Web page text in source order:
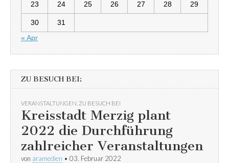
23 24 25 26 27 28 29
30
31
« Apr
ZU BESUCH BEI:
VERANSTALTUNGEN ZU BESUCH BEI
Kreisstadt Merzig plant
2022 die Durchführung
zahlreicher Veranstaltungen
von aramedien • 03. Februar 2022